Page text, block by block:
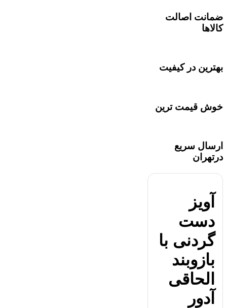
ضمانت اصالت
کالاها
بهترین در کیفیت
خوش قیمت ترین
ارسال سریع
درتهران
آویز
دست
گردنی با
بازوبند
الحاقی
آدور